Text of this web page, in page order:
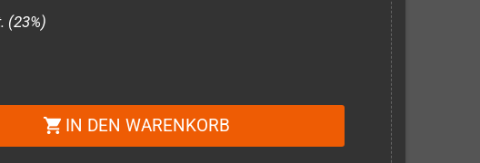
(23%)
shopping_cart IN DEN WARENKORB